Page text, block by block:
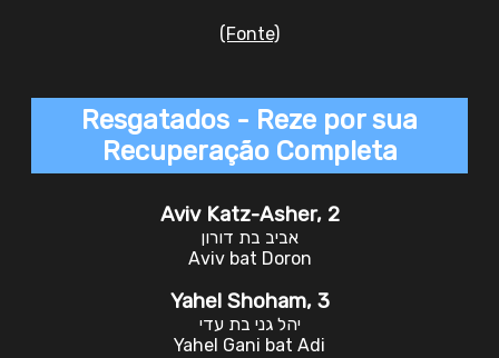
(Fonte)
Resgatados - Reze por sua
Recuperação Completa
Aviv Katz-Asher, 2
אביב בת דורון
Aviv bat Doron
Yahel Shoham, 3
יהל גני בת עדי
Yahel Gani bat Adi